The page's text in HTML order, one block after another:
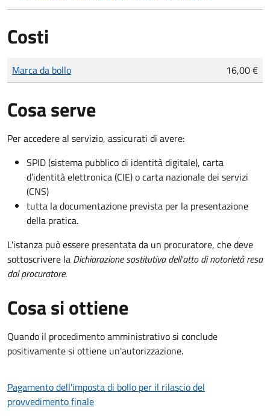
Costi
Tipo di pagamento
Importo
Marca da bollo 16,00 €
Cosa serve
Per accedere al servizio, assicurati di avere:
SPID (sistema pubblico di identità digitale), carta
d’identità elettronica (CIE) o carta nazionale dei servizi
(CNS)
tutta la documentazione prevista per la presentazione
della pratica.
L'istanza può essere presentata da un procuratore, che deve
sottoscrivere la Dichiarazione sostitutiva dell'atto di notorietà resa
dal procuratore.
Cosa si ottiene
Quando il procedimento amministrativo si conclude
positivamente si ottiene un'autorizzazione.
Pagamento dell'imposta di bollo per il rilascio del
provvedimento finale